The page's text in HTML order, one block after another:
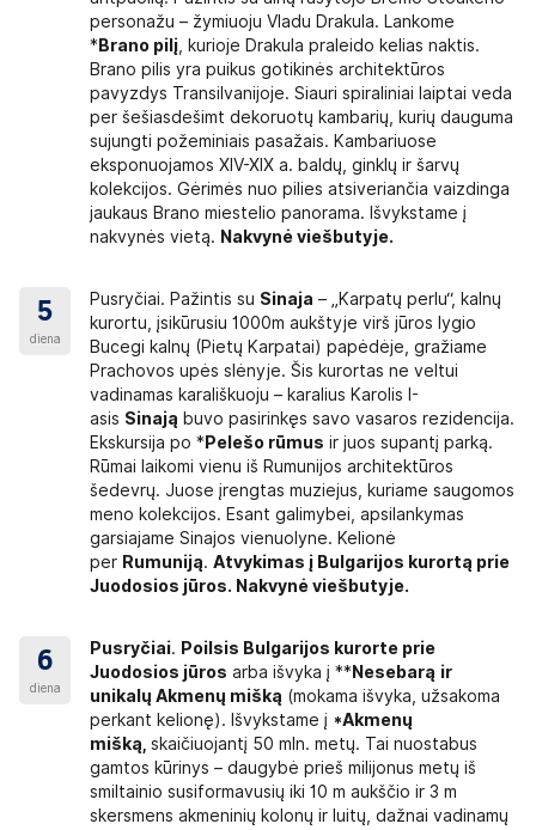
personažu – žymiuoju Vladu Drakula. Lankome
* Brano pilį , kurioje Drakula praleido kelias naktis.
Brano pilis yra puikus gotikinės architektūros
pavyzdys Transilvanijoje. Siauri spiraliniai laiptai veda
per šešiasdešimt dekoruotų kambarių, kurių dauguma
sujungti požeminiais pasažais. Kambariuose
eksponuojamos XIV-XIX a. baldų, ginklų ir šarvų
kolekcijos. Gėrimės nuo pilies atsiveriančia vaizdinga
jaukaus Brano miestelio panorama. Išvykstame į
nakvynės vietą. Nakvynėviešbutyje.
5
diena
Pusryčiai. Pažintis su Sinaja – „Karpatų perlu“, kalnų
kurortu, įsikūrusiu 1000m aukštyje virš jūros lygio
Bucegi kalnų (Pietų Karpatai) papėdėje, gražiame
Prachovos upės slėnyje. Šis kurortas ne veltui
vadinamas karališkuoju – karalius Karolis I-
asis Sinają buvo pasirinkęs savo vasaros rezidencija.
Ekskursija po * Pelešo rūmus ir juos supantį parką.
Rūmai laikomi vienu iš Rumunijos architektūros
šedevrų. Juose įrengtas muziejus, kuriame saugomos
meno kolekcijos. Esant galimybei, apsilankymas
garsiajame Sinajos vienuolyne. Kelionė
per Rumuniją.Atvykimas į Bulgarijos kurortą prie
Juodosios jūros. Nakvynė viešbutyje.
6
diena
Pusryčiai. Poilsis Bulgarijos kurorte prie
Juodosios jūros arba išvyka į ** Nesebarą ir
unikalų Akmenų mišką (mokama išvyka, užsakoma
perkant kelionę). Išvykstame į *Akmenų
mišką,skaičiuojantį 50 mln. metų. Tai nuostabus
gamtos kūrinys – daugybė prieš milijonus metų iš
smiltainio susiformavusių iki 10 m aukščio ir 3 m
skersmens akmeninių kolonų ir luitų, dažnai vadinamų